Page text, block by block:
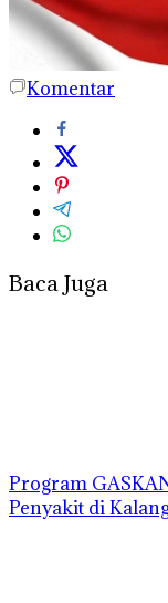
Komentar
Baca Juga
Program
Penyakit di